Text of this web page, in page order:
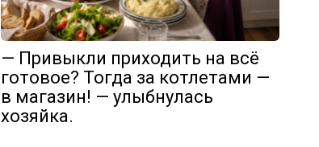
— Привыкли приходить на всё
готовое? Тогда за котлетами —
в магазин! — улыбнулась
хозяйка.